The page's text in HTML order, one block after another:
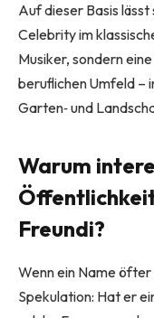
Auf dieser Basis
Celebrity im
Musiker, sondern
beruflichen Umfeld –
Garten‑ und
Warum
Freundi?
Wenn ein Name
Spekulation: Hat er